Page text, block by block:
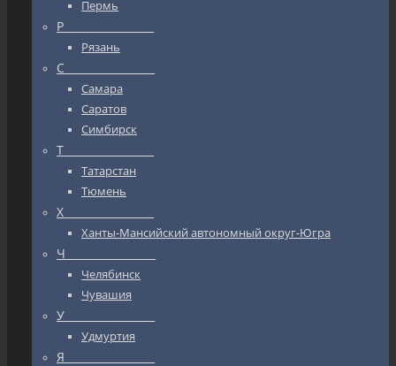
Пермь
Р_________________
Рязань
С_________________
Самара
Саратов
Симбирск
Т_________________
Татарстан
Тюмень
Х_________________
Ханты-Мансийский автономный округ-Югра
Ч_________________
Челябинск
Чувашия
У_________________
Удмуртия
Я_________________